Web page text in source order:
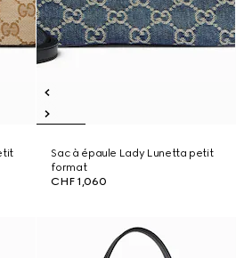
Sac à épaule Lady Lunetta petit
format
CHF 1,060